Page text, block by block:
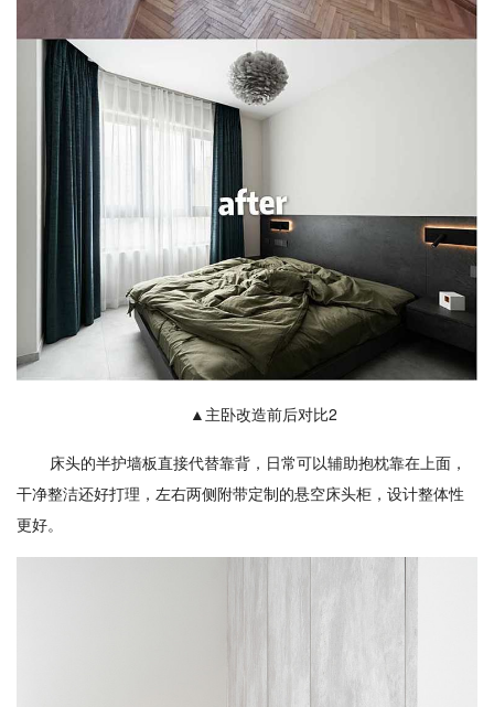
▲主卧改造前后对比2
床头的半护墙板直接代替靠背，日常可以辅助抱枕靠在上面，
干净整洁还好打理，左右两侧附带定制的悬空床头柜，设计整体性
更好。